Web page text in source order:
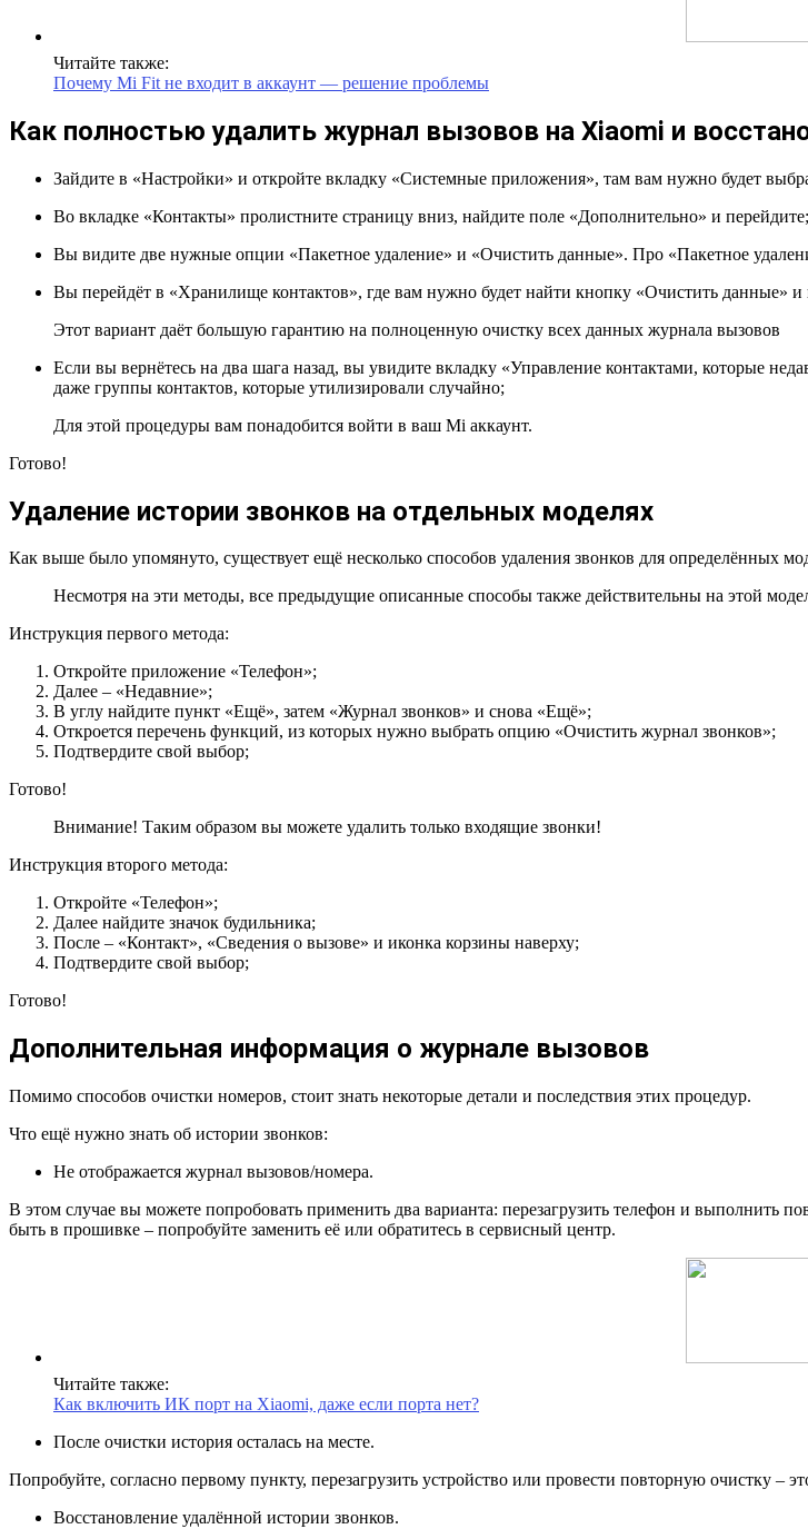
Читайте также:
Почему Mi Fit не входит в аккаунт — решение проблемы
Как полностью удалить журнал вызовов на Xiaomi и
Зайдите в «Настройки» и откройте вкладку «Системные приложения», там вам нужно будет
Во вкладке «Контакты» пролистните страницу вниз, найдите поле «Дополнительно» и перейдите;
Вы видите две нужные опции «Пакетное удаление» и «Очистить данные». Про «Пакетное
Вы перейдёт в «Хранилище контактов», где вам нужно будет найти кнопку «Очистить данные» и
Этот вариант даёт большую гарантию на полноценную очистку всех данных журнала вызовов
Если вы вернётесь на два шага назад, вы увидите вкладку «Управление контактами, которые
даже группы контактов, которые утилизировали случайно;
Для этой процедуры вам понадобится войти в ваш Mi аккаунт.
Готово!
Удаление истории звонков на отдельных моделях
Как выше было упомянуто, существует ещё несколько способов удаления звонков для определённых
Несмотря на эти методы, все предыдущие описанные способы также действительны на этой
Инструкция первого метода:
Откройте приложение «Телефон»;
Далее – «Недавние»;
В углу найдите пункт «Ещё», затем «Журнал звонков» и снова «Ещё»;
Откроется перечень функций, из которых нужно выбрать опцию «Очистить журнал звонков»;
Подтвердите свой выбор;
Готово!
Внимание! Таким образом вы можете удалить только входящие звонки!
Инструкция второго метода:
Откройте «Телефон»;
Далее найдите значок будильника;
После – «Контакт», «Сведения о вызове» и иконка корзины наверху;
Подтвердите свой выбор;
Готово!
Дополнительная информация о журнале вызовов
Помимо способов очистки номеров, стоит знать некоторые детали и последствия этих процедур.
Что ещё нужно знать об истории звонков:
Не отображается журнал вызовов/номера.
В этом случае вы можете попробовать применить два варианта: перезагрузить телефон и
быть в прошивке – попробуйте заменить её или обратитесь в сервисный центр.
Читайте также:
Как включить ИК порт на Xiaomi, даже если порта нет?
После очистки история осталась на месте.
Попробуйте, согласно первому пункту, перезагрузить устройство или провести повторную очистку –
Восстановление удалённой истории звонков.